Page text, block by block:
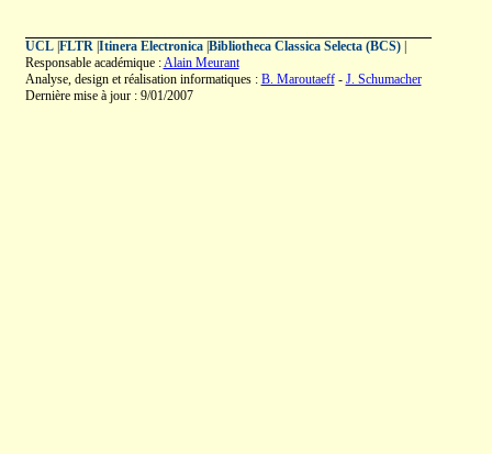
UCL| FLTR| Itinera Electronica| Bibliotheca Classica Selecta (BCS)|
Responsable académique :Alain Meurant
Analyse, design et réalisation informatiques : B. Maroutaeff- J. Schumacher
Dernière mise à jour : 9/01/2007